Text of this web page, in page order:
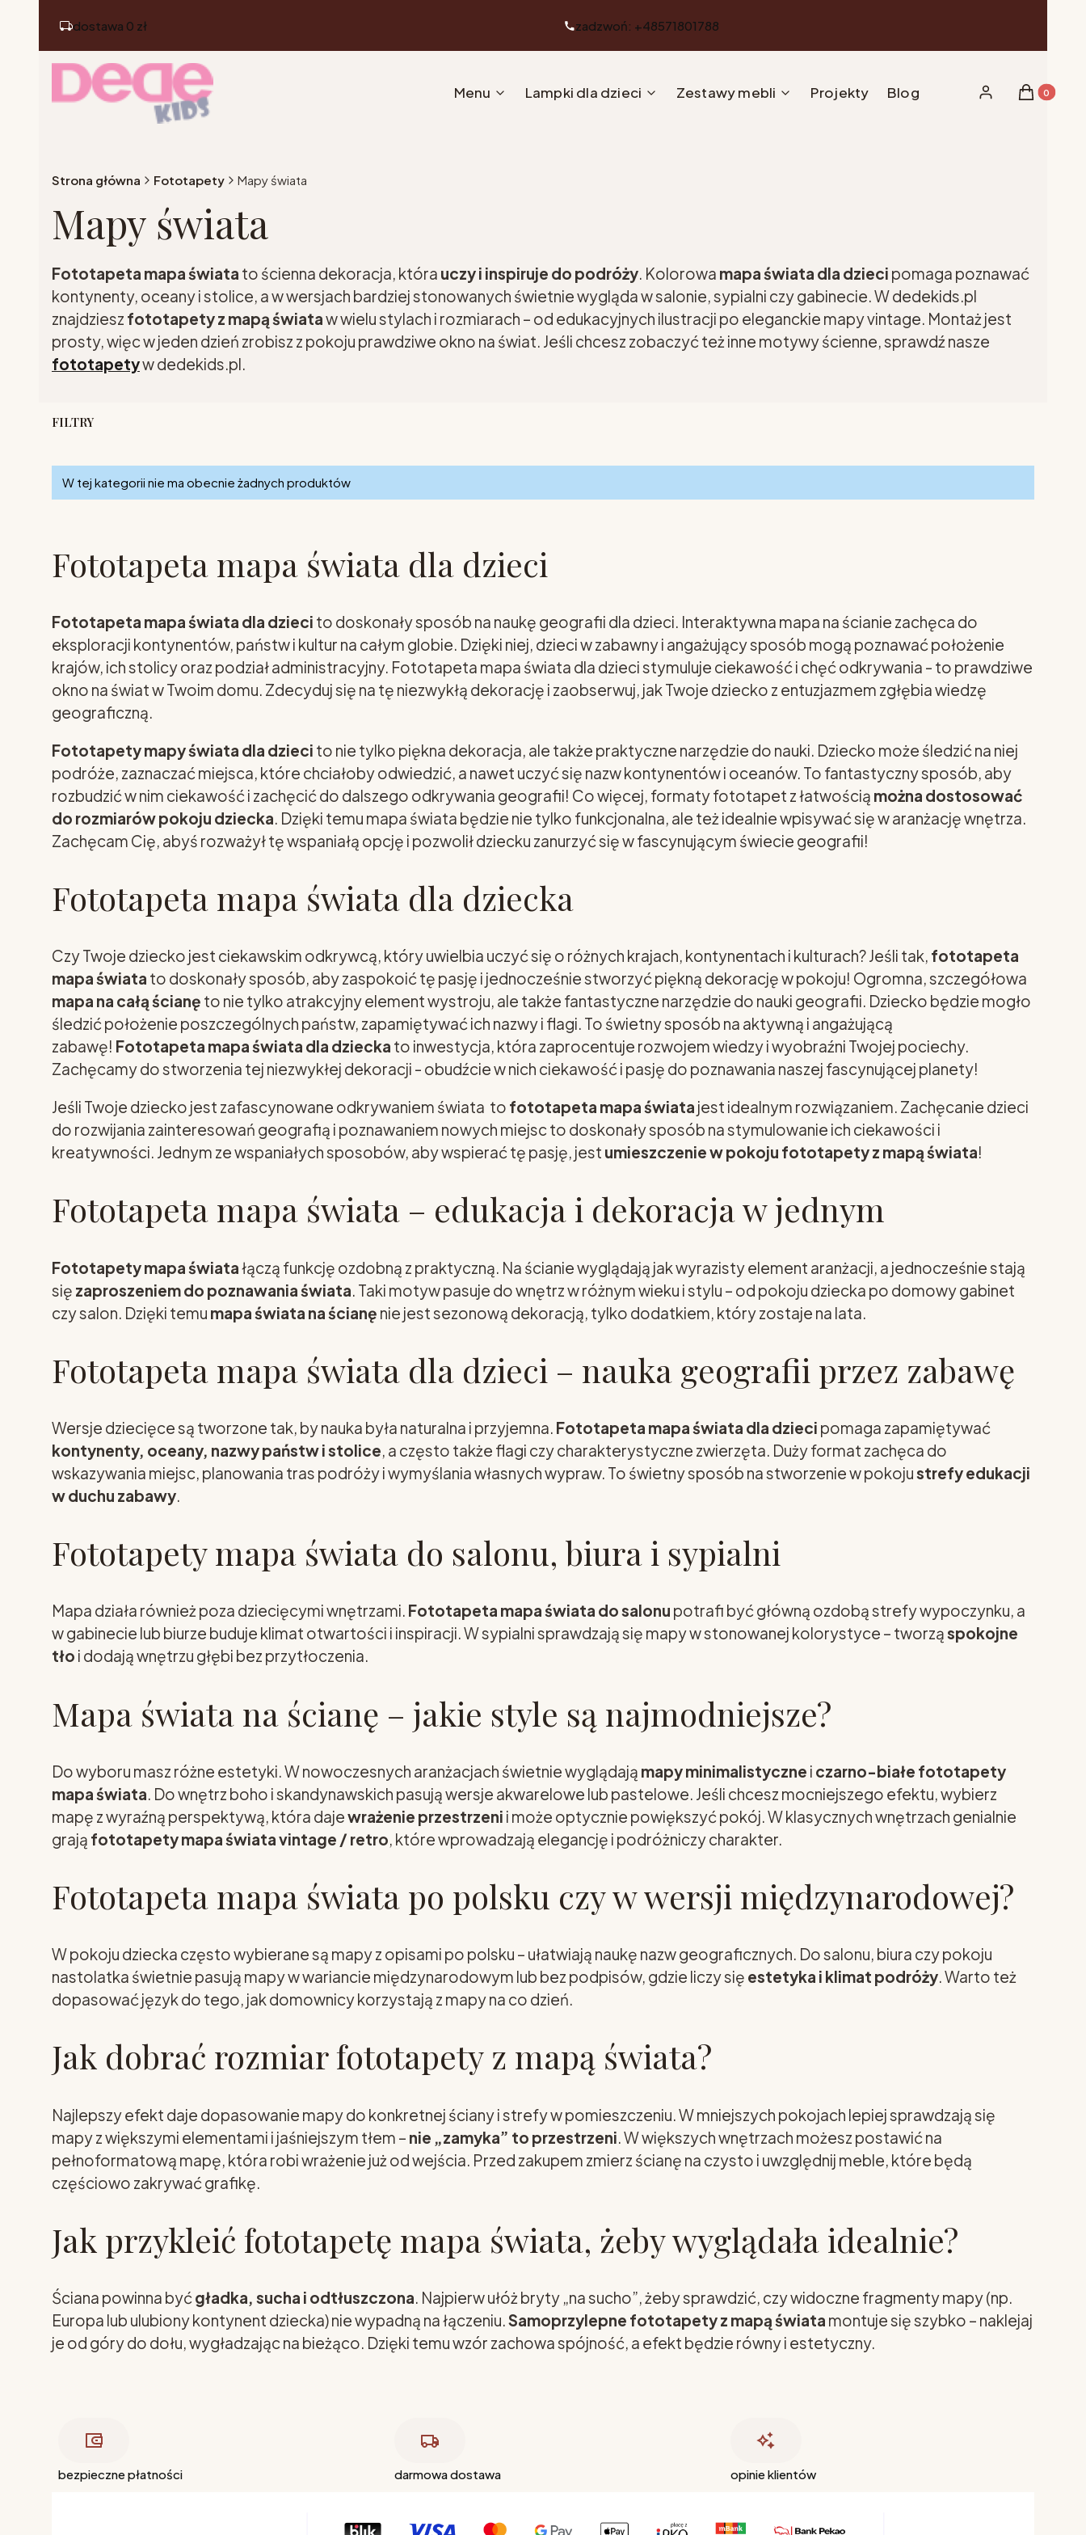
dostawa 0 zł zadzwoń: +48571801788
Menu Lampki dla dzieci Zestawy mebli Projekty Blog Zaloguj sięProdukty
Koszyk
Strona główna Fototapety Mapy świata
Mapy świata
Fototapeta mapa świata to ścienna dekoracja, która uczy i inspiruje do podróży. Kolorowa mapa świata dla dzieci pomaga poznawać
kontynenty, oceany i stolice, a w wersjach bardziej stonowanych świetnie wygląda w salonie, sypialni czy gabinecie. W dedekids.pl
znajdziesz fototapety z mapą świataw wielu stylach i rozmiarach – od edukacyjnych ilustracji po eleganckie mapy vintage. Montaż jest
prosty, więc w jeden dzień zrobisz z pokoju prawdziwe okno na świat. Jeśli chcesz zobaczyć też inne motywy ścienne, sprawdź nasze
fototapetyw dedekids.pl.
FILTRY
Lista produktów
W tej kategorii nie ma obecnie żadnych produktów
Fototapeta mapa świata dla dzieci
Fototapeta mapa świata dla dzieci to doskonały sposób na naukę geografii dla dzieci. Interaktywna mapa na ścianie zachęca do
eksploracji kontynentów, państw i kultur na całym globie. Dzięki niej, dzieci w zabawny i angażujący sposób mogą poznawać położenie
krajów, ich stolicy oraz podział administracyjny. Fototapeta mapa świata dla dzieci stymuluje ciekawość i chęć odkrywania - to prawdziwe
okno na świat w Twoim domu. Zdecyduj się na tę niezwykłą dekorację i zaobserwuj, jak Twoje dziecko z entuzjazmem zgłębia wiedzę
geograficzną.
Fototapety mapy świata dla dzieci to nie tylko piękna dekoracja, ale także praktyczne narzędzie do nauki. Dziecko może śledzić na niej
podróże, zaznaczać miejsca, które chciałoby odwiedzić, a nawet uczyć się nazw kontynentów i oceanów. To fantastyczny sposób, aby
rozbudzić w nim ciekawość i zachęcić do dalszego odkrywania geografii! Co więcej, formaty fototapet z łatwością można dostosować
do rozmiarów pokoju dziecka. Dzięki temu mapa świata będzie nie tylko funkcjonalna, ale też idealnie wpisywać się w aranżację wnętrza.
Zachęcam Cię, abyś rozważył tę wspaniałą opcję i pozwolił dziecku zanurzyć się w fascynującym świecie geografii!
Fototapeta mapa świata dla dziecka
Czy Twoje dziecko jest ciekawskim odkrywcą, który uwielbia uczyć się o różnych krajach, kontynentach i kulturach? Jeśli tak, fototapeta
mapa świata to doskonały sposób, aby zaspokoić tę pasję i jednocześnie stworzyć piękną dekorację w pokoju! Ogromna, szczegółowa
mapa na całą ścianę to nie tylko atrakcyjny element wystroju, ale także fantastyczne narzędzie do nauki geografii. Dziecko będzie mogło
śledzić położenie poszczególnych państw, zapamiętywać ich nazwy i flagi. To świetny sposób na aktywną i angażującą
zabawę! Fototapeta mapa świata dla dziecka to inwestycja, która zaprocentuje rozwojem wiedzy i wyobraźni Twojej pociechy.
Zachęcamy do stworzenia tej niezwykłej dekoracji - obudźcie w nich ciekawość i pasję do poznawania naszej fascynującej planety!
Jeśli Twoje dziecko jest zafascynowane odkrywaniem świata to fototapeta mapa świata jest idealnym rozwiązaniem. Zachęcanie dzieci
do rozwijania zainteresowań geografią i poznawaniem nowych miejsc to doskonały sposób na stymulowanie ich ciekawości i
kreatywności. Jednym ze wspaniałych sposobów, aby wspierać tę pasję, jest umieszczenie w pokoju fototapety z mapą świata!
Fototapeta mapa świata – edukacja i dekoracja w jednym
Fototapety mapa światałączą funkcję ozdobną z praktyczną. Na ścianie wyglądają jak wyrazisty element aranżacji, a jednocześnie stają
się zaproszeniem do poznawania świata. Taki motyw pasuje do wnętrz w różnym wieku i stylu – od pokoju dziecka po domowy gabinet
czy salon. Dzięki temu mapa świata na ścianę nie jest sezonową dekoracją, tylko dodatkiem, który zostaje na lata.
Fototapeta mapa świata dla dzieci – nauka geografii przez zabawę
Wersje dziecięce są tworzone tak, by nauka była naturalna i przyjemna. Fototapeta mapa świata dla dzieci pomaga zapamiętywać
kontynenty, oceany, nazwy państw i stolice, a często także flagi czy charakterystyczne zwierzęta. Duży format zachęca do
wskazywania miejsc, planowania tras podróży i wymyślania własnych wypraw. To świetny sposób na stworzenie w pokojustrefy edukacji
w duchu zabawy.
Fototapety mapa świata do salonu, biura i sypialni
Mapa działa również poza dziecięcymi wnętrzami. Fototapeta mapa świata do salonu potrafi być główną ozdobą strefy wypoczynku, a
w gabinecie lub biurze buduje klimat otwartości i inspiracji. W sypialni sprawdzają się mapy w stonowanej kolorystyce – tworząspokojne
tło i dodają wnętrzu głębi bez przytłoczenia.
Mapa świata na ścianę – jakie style są najmodniejsze?
Do wyboru masz różne estetyki. W nowoczesnych aranżacjach świetnie wyglądają mapy minimalistyczne i czarno-białe fototapety
mapa świata. Do wnętrz boho i skandynawskich pasują wersje akwarelowe lub pastelowe. Jeśli chcesz mocniejszego efektu, wybierz
mapę z wyraźną perspektywą, która dajewrażenie przestrzeni i może optycznie powiększyć pokój. W klasycznych wnętrzach genialnie
grają fototapety mapa świata vintage / retro, które wprowadzają elegancję i podróżniczy charakter.
Fototapeta mapa świata po polsku czy w wersji międzynarodowej?
W pokoju dziecka często wybierane są mapy z opisami po polsku – ułatwiają naukę nazw geograficznych. Do salonu, biura czy pokoju
nastolatka świetnie pasują mapy w wariancie międzynarodowym lub bez podpisów, gdzie liczy się estetyka i klimat podróży. Warto też
dopasować język do tego, jak domownicy korzystają z mapy na co dzień.
Jak dobrać rozmiar fototapety z mapą świata?
Najlepszy efekt daje dopasowanie mapy do konkretnej ściany i strefy w pomieszczeniu. W mniejszych pokojach lepiej sprawdzają się
mapy z większymi elementami i jaśniejszym tłem – nie „zamyka” to przestrzeni. W większych wnętrzach możesz postawić na
pełnoformatową mapę, która robi wrażenie już od wejścia. Przed zakupem zmierz ścianę na czysto i uwzględnij meble, które będą
częściowo zakrywać grafikę.
Jak przykleić fototapetę mapa świata, żeby wyglądała idealnie?
Ściana powinna byćgładka, sucha i odtłuszczona. Najpierw ułóż bryty „na sucho”, żeby sprawdzić, czy widoczne fragmenty mapy (np.
Europa lub ulubiony kontynent dziecka) nie wypadną na łączeniu.Samoprzylepne fototapety z mapą świata montuje się szybko – naklejaj
je od góry do dołu, wygładzając na bieżąco. Dzięki temu wzór zachowa spójność, a efekt będzie równy i estetyczny.
bezpieczne płatności darmowa dostawa opinie klientów